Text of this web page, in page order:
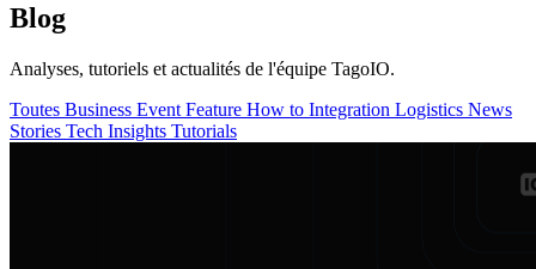
Blog
Analyses, tutoriels et actualités de l'équipe TagoIO.
Toutes Business Event Feature How to Integration Logistics News
Stories Tech Insights Tutorials